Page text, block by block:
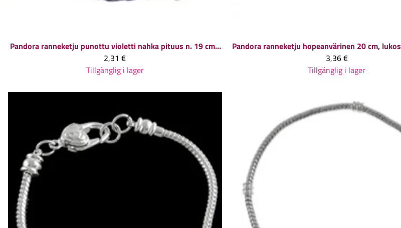
Pandora ranneketju punottu violetti nahka pituus n. 19 cm, 1 kpl
2,31 €
Tillgänglig i lager
3,36 €
Tillgänglig i lager